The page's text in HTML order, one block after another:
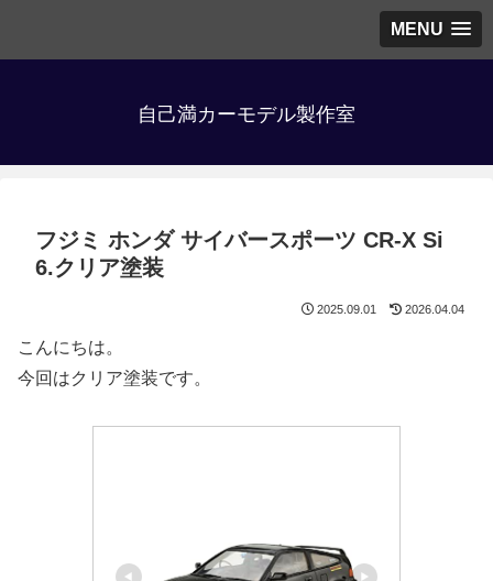
MENU
自己満カーモデル製作室
フジミ ホンダ サイバースポーツ CR-X Si
6.クリア塗装
2025.09.01 2026.04.04
こんにちは。
今回はクリア塗装です。